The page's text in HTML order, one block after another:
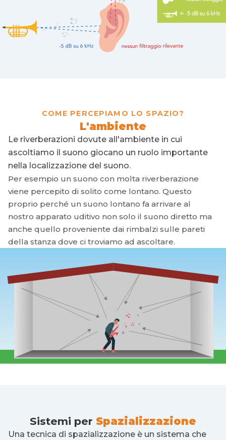
COME PERCEPIAMO LO SPAZIO?
L'ambiente
Le riverberazioni dovute all'ambiente in cui
ascoltiamo il suono giocano un ruolo importante
nella localizzazione del suono.
Per esempio un suono con molta riverberazione
viene percepito di solito come lontano. Questo
proprio perché un suono lontano fa arrivare al
nostro apparato uditivo non solo il suono diretto ma
anche quello proveniente dai rimbalzi sulle pareti
della stanza dove ci troviamo ad ascoltare.
Sistemi per Spazializzazione
Una tecnica di spazializzazione è un sistema che